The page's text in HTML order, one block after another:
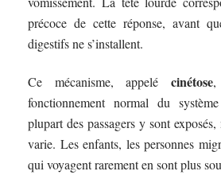
précoce de cette réponse, avant
digestifs ne s’installent.
Ce mécanisme, appelé cinétose,
fonctionnement normal du
plupart des passagers y sont
varie. Les enfants, les personnes
qui voyagent rarement en sont plus